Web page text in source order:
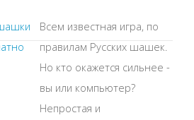
Всем известная игра, по
правилам Русских шашек.
Но кто окажется сильнее -
вы или компьютер?
Непростая и